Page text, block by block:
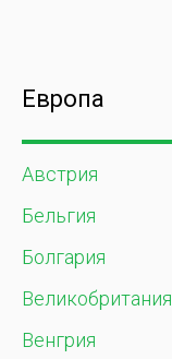
Европа
Австрия
Бельгия
Болгария
Великобритания
Венгрия